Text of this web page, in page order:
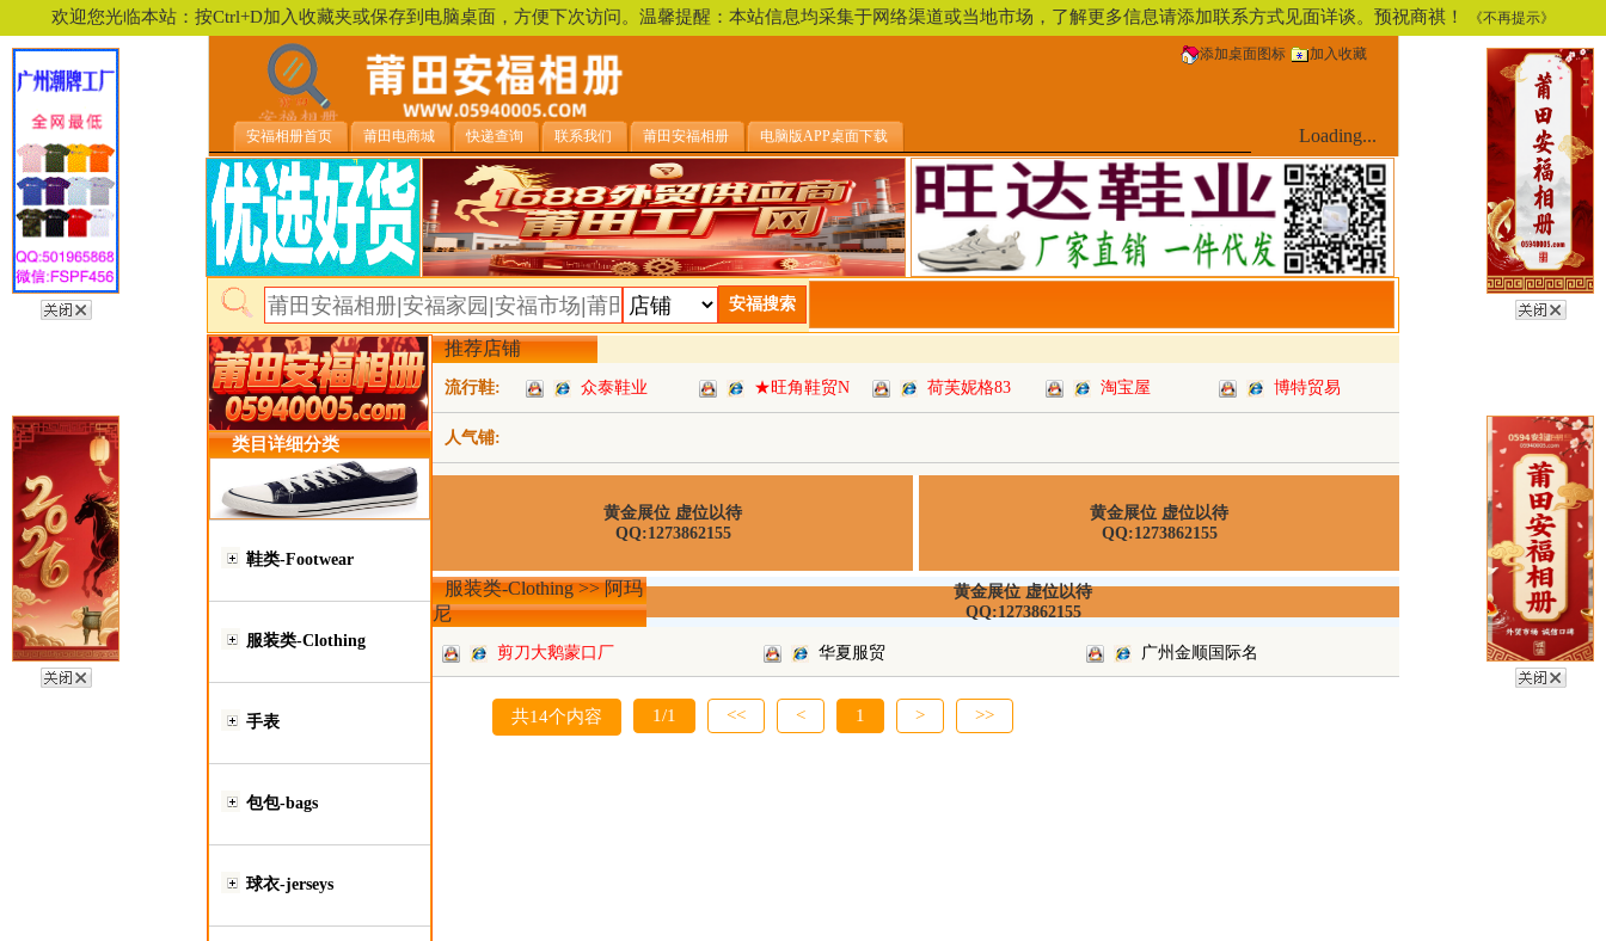
欢迎您光临本站：按Ctrl+D加入收藏夹或保存到电脑桌面，方便下次访问。温馨提醒：本站信息均采集于网络渠道或当地市场，了解更多信息请添加联系方式见面详谈。预祝商祺！ 《不再提示》
添加桌面图标 加入收藏
安福相册首页 莆田电商城 快递查询 联系我们 莆田安福相册 电脑版APP桌面下载 Loading...
类目详细分类
鞋类-Footwear
服装类-Clothing
手表
包包-bags
球衣-jerseys
推荐店铺
流行鞋:
人气铺:
众泰鞋业 ★旺角鞋贸N 荷芙妮格83 淘宝屋 博特贸易
黄金展位 虚位以待
QQ:1273862155
黄金展位 虚位以待
QQ:1273862155
服装类-Clothing >> 阿玛
尼
黄金展位 虚位以待
QQ:1273862155
剪刀大鹅蒙口厂 华夏服贸 广州金顺国际名
共14个内容 1/1 << < 1 > >>